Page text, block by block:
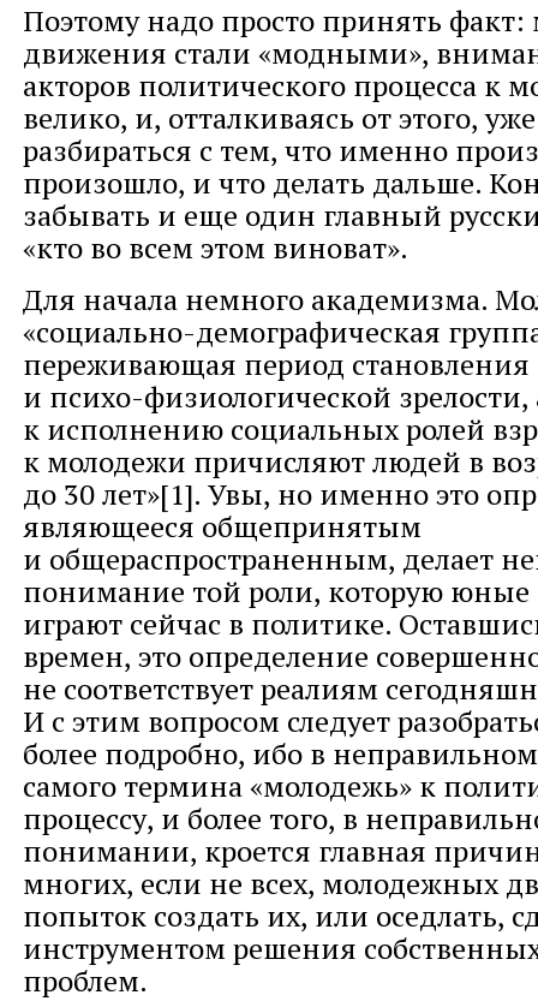
Поэтому надо просто принять
движения стали «модными»,
акторов политического процесса к
велико, и, отталкиваясь от этого,
разбираться с тем, что именно
произошло, и что делать дальше.
забывать и еще один главный
«кто во всем этом виноват».
Для начала немного академизма.
«социально-демографическая
переживающая период становления
и психо-физиологической
к исполнению социальных ролей
к молодежи причисляют людей в
до 30 лет»[1]. Увы, но именно это
являющееся общепринятым
и общераспространенным, делает
понимание той роли, которую юные
играют сейчас в политике.
времен, это определение
не соответствует реалиям
И с этим вопросом следует
более подробно, ибо в
самого термина «молодежь» к
процессу, и более того, в
понимании, кроется главная
многих, если не всех, молодежных
попыток создать их, или оседлать,
инструментом решения
проблем.